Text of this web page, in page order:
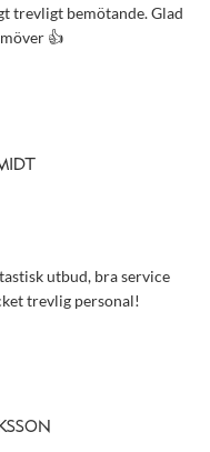
trevligt bemötande. Glad
👍
utbud, bra service
trevlig personal!